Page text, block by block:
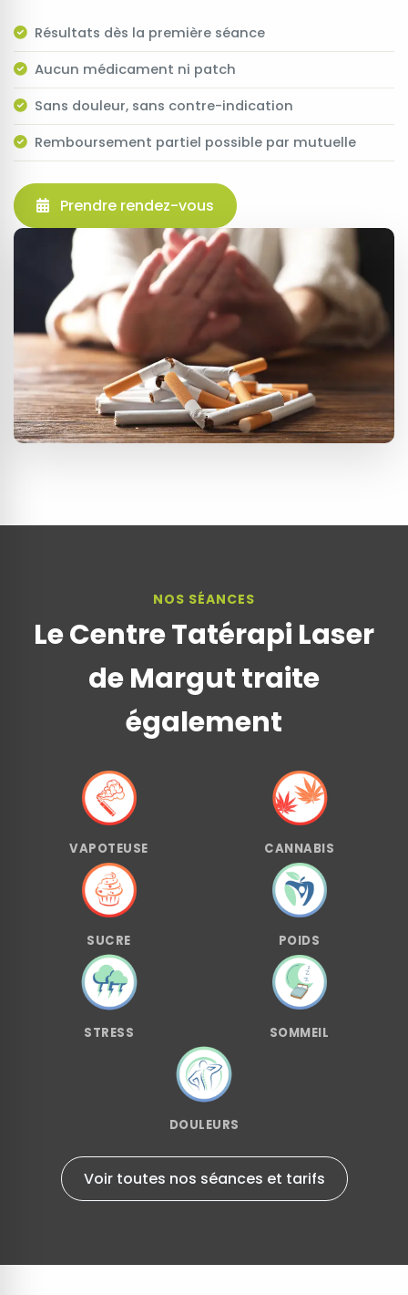
Résultats dès la première séance
Aucun médicament ni patch
Sans douleur, sans contre-indication
Remboursement partiel possible par mutuelle
Prendre rendez-vous
NOS SÉANCES
Le Centre Tatérapi Laser
de Margut traite
également
VAPOTEUSE CANNABIS
SUCRE POIDS
STRESS SOMMEIL
DOULEURS
Voir toutes nos séances et tarifs